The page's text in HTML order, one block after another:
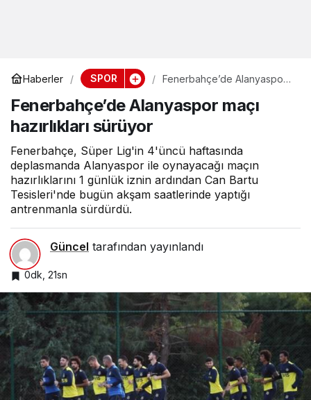
Haberler SPOR
Fenerbahçe’de Alanyaspor
Fenerbahçe’de Alanyaspor maçı
hazırlıkları sürüyor
Fenerbahçe, Süper Lig'in 4'üncü haftasında
deplasmanda Alanyaspor ile oynayacağı maçın
hazırlıklarını 1 günlük iznin ardından Can Bartu
Tesisleri'nde bugün akşam saatlerinde yaptığı
antrenmanla sürdürdü.
Güncel tarafından yayınlandı
0dk, 21sn